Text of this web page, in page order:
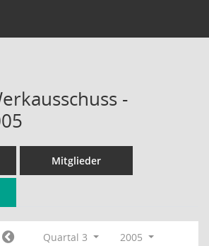
-
Mitglieder
Quartal 3
2005